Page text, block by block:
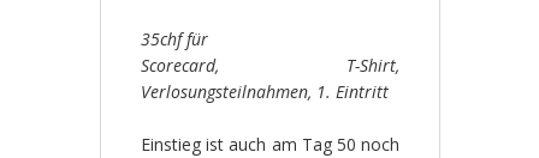
35chf für
Scorecard, T-Shirt,
Verlosungsteilnahmen, 1. Eintritt
Einstieg ist auch am Tag 50 noch